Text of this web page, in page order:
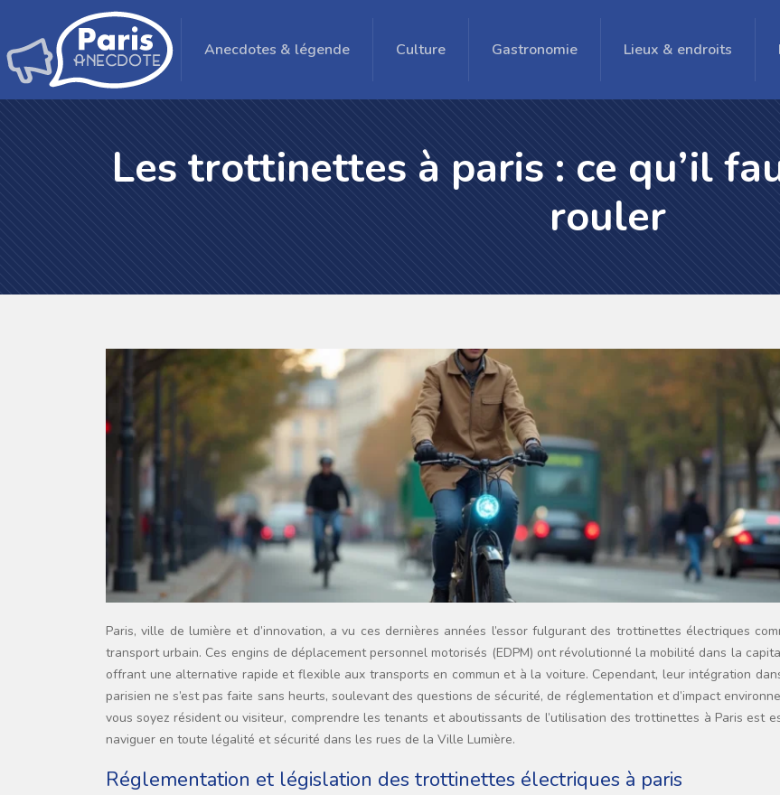
Anecdotes & légende Culture Gastronomie Lieux & endroits
Les trottinettes à paris : ce qu’il
rouler
Paris, ville de lumière et d’innovation, a vu ces dernières années l’essor fulgurant des trottinettes électriques comme mode de
transport urbain. Ces engins de déplacement personnel motorisés (EDPM) ont révolutionné la mobilité dans la
offrant une alternative rapide et flexible aux transports en commun et à la voiture. Cependant, leur intégration
parisien ne s’est pas faite sans heurts, soulevant des questions de sécurité, de réglementation et d’impact
vous soyez résident ou visiteur, comprendre les tenants et aboutissants de l’utilisation des trottinettes à Paris est
naviguer en toute légalité et sécurité dans les rues de la Ville Lumière.
Réglementation et législation des trottinettes électriques à paris